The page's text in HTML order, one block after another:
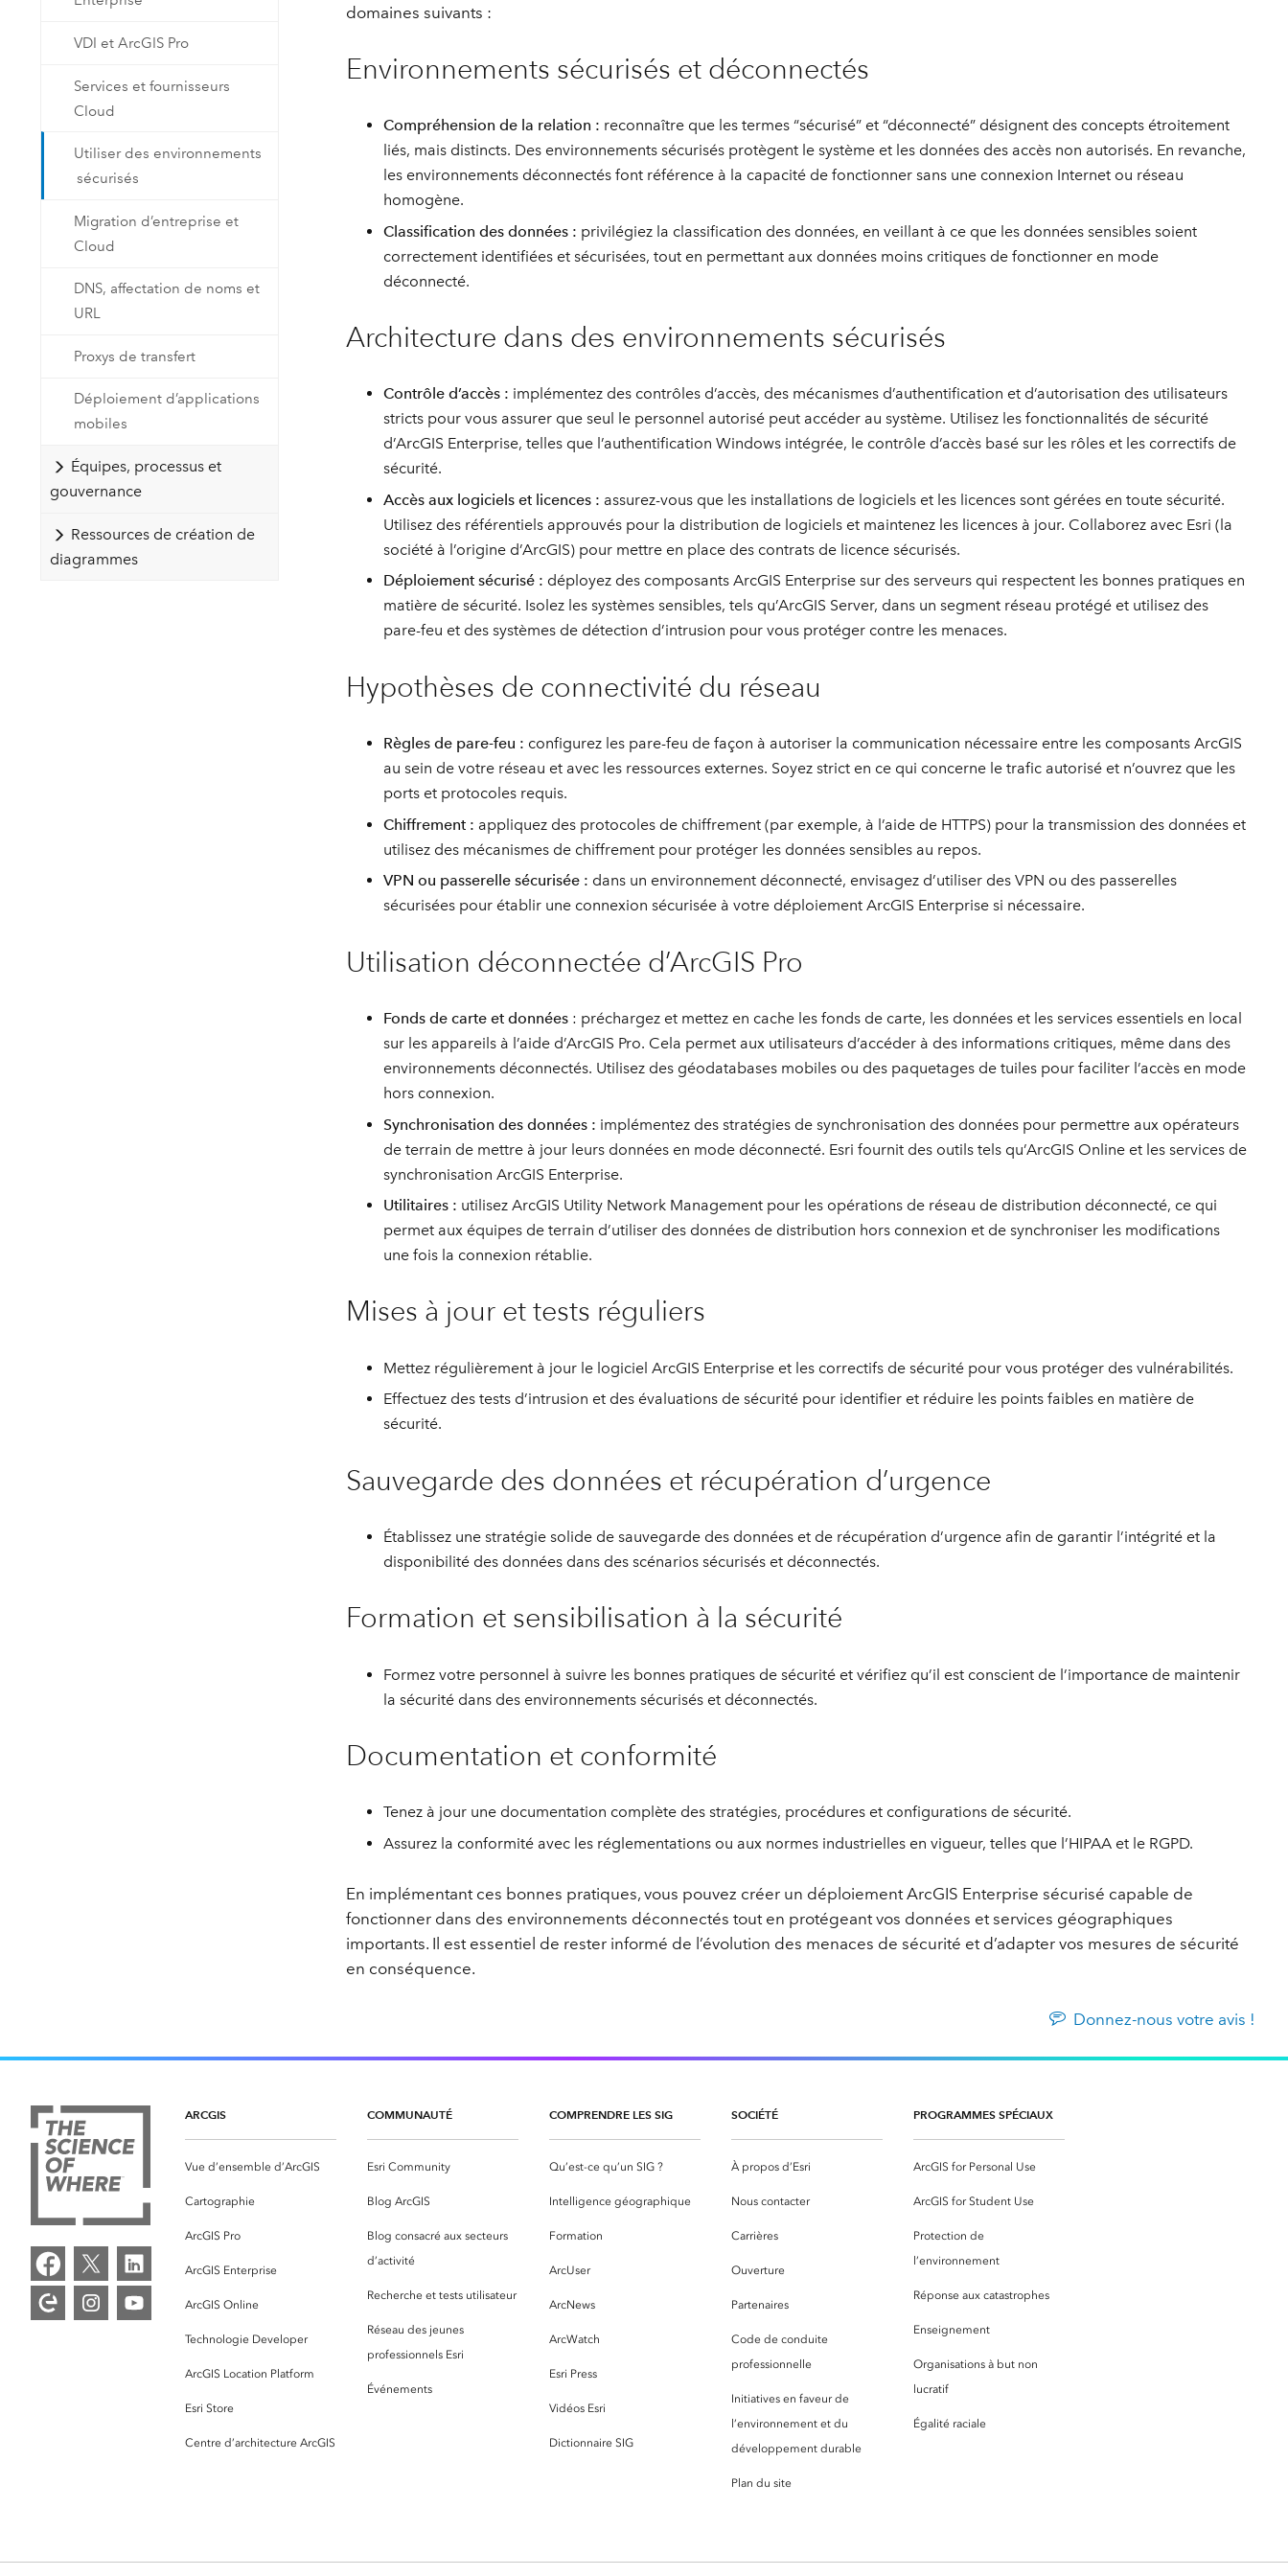
cartographie et d’analyse spatiale
Tous les produits
Ressources naturelles
l’univers
Tous les récits
VDI et ArcGIS Pro
Services et fournisseurs
Cloud
Utiliser des environnements
sécurisés
Migration d’entreprise et
Cloud
DNS, affectation de noms et
URL
Proxys de transfert
Déploiement d’applications
mobiles
Équipes, processus et
gouvernance
Ressources de création de
diagrammes
domaines suivants :
Environnements sécurisés et déconnectés
Compréhension de la relation : reconnaître que les termes “sécurisé” et “déconnecté” désignent des concepts étroitement
liés, mais distincts. Des environnements sécurisés protègent le système et les données des accès non autorisés. En revanche,
les environnements déconnectés font référence à la capacité de fonctionner sans une connexion Internet ou réseau
homogène.
Classification des données : privilégiez la classification des données, en veillant à ce que les données sensibles soient
correctement identifiées et sécurisées, tout en permettant aux données moins critiques de fonctionner en mode
déconnecté.
Architecture dans des environnements sécurisés
Contrôle d’accès : implémentez des contrôles d’accès, des mécanismes d’authentification et d’autorisation des utilisateurs
stricts pour vous assurer que seul le personnel autorisé peut accéder au système. Utilisez les fonctionnalités de sécurité
d’ArcGIS Enterprise, telles que l’authentification Windows intégrée, le contrôle d’accès basé sur les rôles et les correctifs de
sécurité.
Accès aux logiciels et licences : assurez-vous que les installations de logiciels et les licences sont gérées en toute sécurité.
Utilisez des référentiels approuvés pour la distribution de logiciels et maintenez les licences à jour. Collaborez avec Esri (la
société à l’origine d’ArcGIS) pour mettre en place des contrats de licence sécurisés.
Déploiement sécurisé : déployez des composants ArcGIS Enterprise sur des serveurs qui respectent les bonnes pratiques en
matière de sécurité. Isolez les systèmes sensibles, tels qu’ArcGIS Server, dans un segment réseau protégé et utilisez des
pare-feu et des systèmes de détection d’intrusion pour vous protéger contre les menaces.
Hypothèses de connectivité du réseau
Règles de pare-feu : configurez les pare-feu de façon à autoriser la communication nécessaire entre les composants ArcGIS
au sein de votre réseau et avec les ressources externes. Soyez strict en ce qui concerne le trafic autorisé et n’ouvrez que les
ports et protocoles requis.
Chiffrement : appliquez des protocoles de chiffrement (par exemple, à l’aide de HTTPS) pour la transmission des données et
utilisez des mécanismes de chiffrement pour protéger les données sensibles au repos.
VPN ou passerelle sécurisée : dans un environnement déconnecté, envisagez d’utiliser des VPN ou des passerelles
sécurisées pour établir une connexion sécurisée à votre déploiement ArcGIS Enterprise si nécessaire.
Utilisation déconnectée d’ArcGIS Pro
Fonds de carte et données: préchargez et mettez en cache les fonds de carte, les données et les services essentiels en local
sur les appareils à l’aide d’ArcGIS Pro. Cela permet aux utilisateurs d’accéder à des informations critiques, même dans des
environnements déconnectés. Utilisez des géodatabases mobiles ou des paquetages de tuiles pour faciliter l’accès en mode
hors connexion.
Synchronisation des données : implémentez des stratégies de synchronisation des données pour permettre aux opérateurs
de terrain de mettre à jour leurs données en mode déconnecté. Esri fournit des outils tels qu’ArcGIS Online et les services de
synchronisation ArcGIS Enterprise.
Utilitaires : utilisez ArcGIS Utility Network Management pour les opérations de réseau de distribution déconnecté, ce qui
permet aux équipes de terrain d’utiliser des données de distribution hors connexion et de synchroniser les modifications
une fois la connexion rétablie.
Mises à jour et tests réguliers
Mettez régulièrement à jour le logiciel ArcGIS Enterprise et les correctifs de sécurité pour vous protéger des vulnérabilités.
Effectuez des tests d’intrusion et des évaluations de sécurité pour identifier et réduire les points faibles en matière de
sécurité.
Sauvegarde des données et récupération d’urgence
Établissez une stratégie solide de sauvegarde des données et de récupération d’urgence afin de garantir l’intégrité et la
disponibilité des données dans des scénarios sécurisés et déconnectés.
Formation et sensibilisation à la sécurité
Formez votre personnel à suivre les bonnes pratiques de sécurité et vérifiez qu’il est conscient de l’importance de maintenir
la sécurité dans des environnements sécurisés et déconnectés.
Documentation et conformité
Tenez à jour une documentation complète des stratégies, procédures et configurations de sécurité.
Assurez la conformité avec les réglementations ou aux normes industrielles en vigueur, telles que l’HIPAA et le RGPD.
En implémentant ces bonnes pratiques, vous pouvez créer un déploiement ArcGIS Enterprise sécurisé capable de
fonctionner dans des environnements déconnectés tout en protégeant vos données et services géographiques
importants. Il est essentiel de rester informé de l’évolution des menaces de sécurité et d’adapter vos mesures de sécurité
en conséquence.
Donnez-nous votre avis !
ARCGIS
Vue d’ensemble d’ArcGIS
Cartographie
ArcGIS Pro
ArcGIS Enterprise
ArcGIS Online
Technologie Developer
ArcGIS Location Platform
Esri Store
Centre d’architecture ArcGIS
COMMUNAUTÉ
Esri Community
Blog ArcGIS
Blog consacré aux secteurs
d’activité
Recherche et tests utilisateur
Réseau des jeunes
professionnels Esri
Événements
COMPRENDRE LES SIG
Qu’est-ce qu’un SIG ?
Intelligence géographique
Formation
ArcUser
ArcNews
ArcWatch
Esri Press
Vidéos Esri
Dictionnaire SIG
SOCIÉTÉ
À propos d’Esri
Nous contacter
Carrières
Ouverture
Partenaires
Code de conduite
professionnelle
Initiatives en faveur de
l’environnement et du
développement durable
Plan du site
PROGRAMMES SPÉCIAUX
ArcGIS for Personal Use
ArcGIS for Student Use
Protection de
l’environnement
Réponse aux catastrophes
Enseignement
Organisations à but non
lucratif
Égalité raciale